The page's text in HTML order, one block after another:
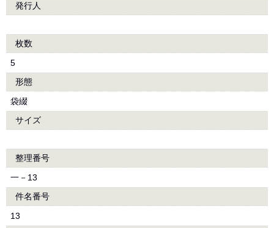
発行人
枚数
5
形態
袋綴
サイズ
整理番号
一－13
件名番号
13